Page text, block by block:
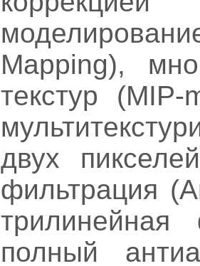
Mapping),
текстур (MIP-
двух
фильтрация
трилинейная
полный